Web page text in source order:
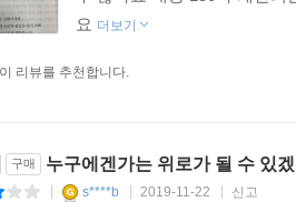
요 더보기
리뷰를 추천합니다.
구매 누구에겐가는 위로가 될 수 있
s****b 2019-11-22 신고